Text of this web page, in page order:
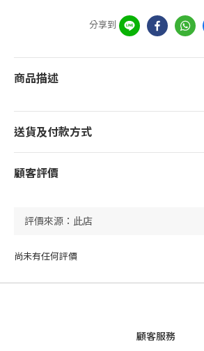
分享到
商品描述
送貨及付款方式
顧客評價
尚未有任何評價
顧客服務